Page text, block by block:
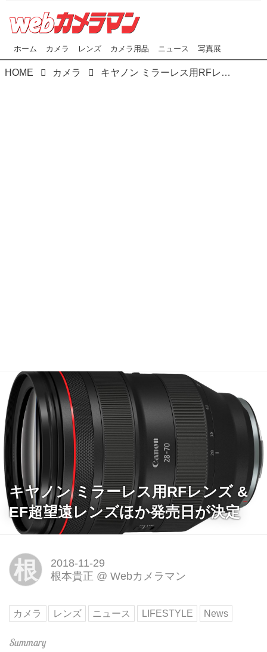
ホーム カメラ レンズ カメラ用品 ニュース 写真展
HOME カメラ キヤノン ミラーレス用RFレンズ & EF超望遠レンズほか発売日が決定
キヤノン ミラーレス用RFレンズ &
EF超望遠レンズほか発売日が決定
根
2018-11-29
根本貴正 @ Webカメラマン
カメラ レンズ ニュース LIFESTYLE News